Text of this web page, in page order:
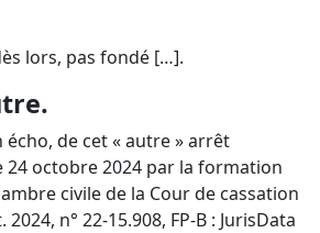
lors, pas fondé […].
écho, de cet « autre » arrêt
24 octobre 2024 par la formation
civile de la Cour de cassation
2024, n° 22-15.908, FP-B : JurisData